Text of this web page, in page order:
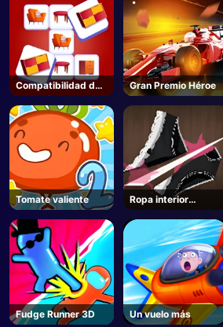
Compatibilidad de
memoria
Gran Premio Héroe
Tomate valiente
Ropa interior
cortada con cuchillo
Fudge Runner 3D Un vuelo más